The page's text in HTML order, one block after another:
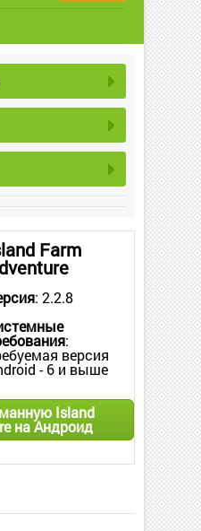
Farm
: 2.2.8
:
версия
- 6 и выше
Island
на Андроид